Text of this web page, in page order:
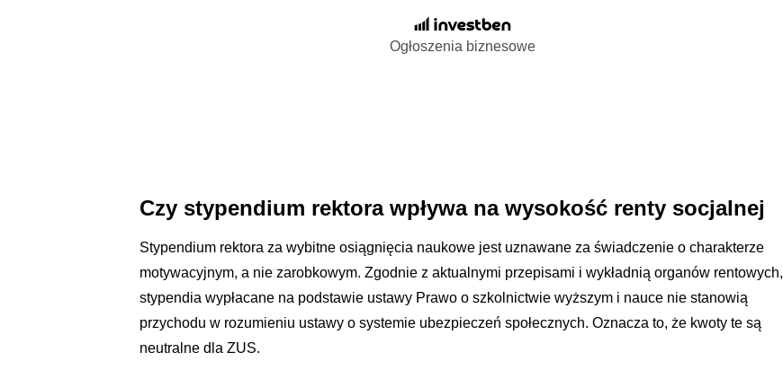
Ogłoszenia biznesowe
Czy stypendium rektora wpływa na wysokość renty socjalnej
Stypendium rektora za wybitne osiągnięcia naukowe jest uznawane za świadczenie o charakterze
motywacyjnym, a nie zarobkowym. Zgodnie z aktualnymi przepisami i wykładnią organów rentowych,
stypendia wypłacane na podstawie ustawy Prawo o szkolnictwie wyższym i nauce nie stanowią
przychodu w rozumieniu ustawy o systemie ubezpieczeń społecznych. Oznacza to, że kwoty te są
neutralne dla ZUS.